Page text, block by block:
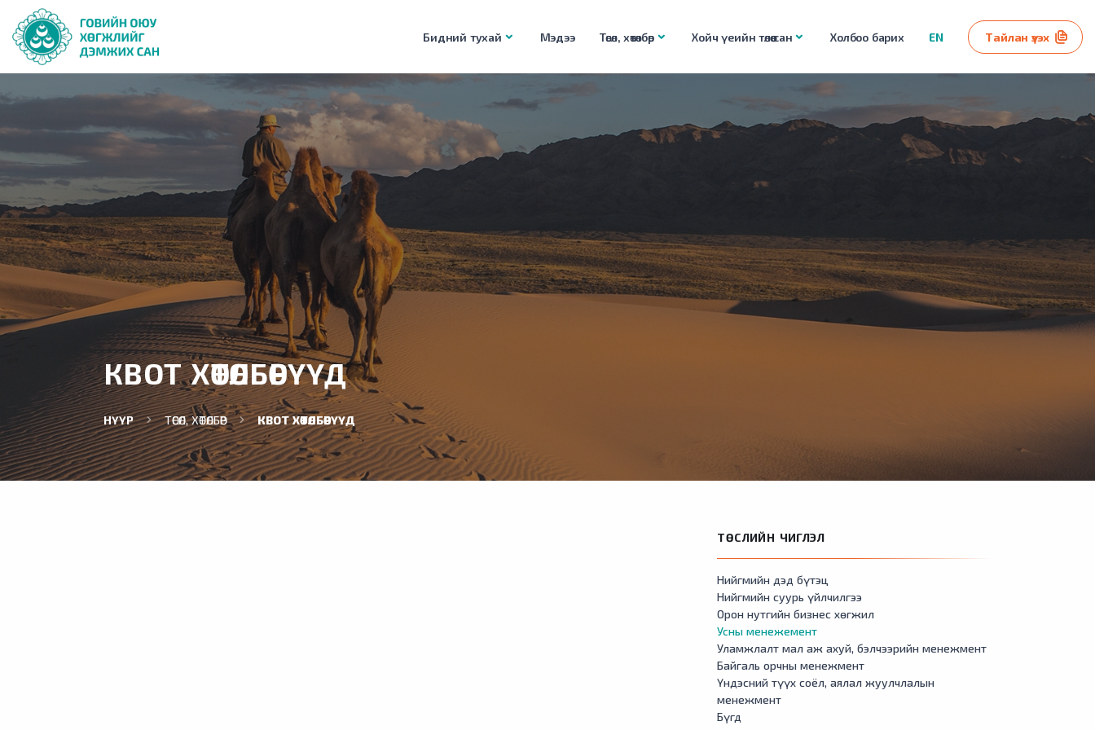
Бидний тухай Мэдээ Төсөл, хөтөлбөр Хойч үеийн төлөө сан Холбоо барих EN Тайлан үзэх
КВОТ ХӨТӨЛБӨРҮҮД
НҮҮР ТӨСӨЛ, ХӨТӨЛБӨР КВОТ ХӨТӨЛБӨРҮҮД
ТӨСЛИЙН ЧИГЛЭЛ
Нийгмийн дэд бүтэц
Нийгмийн суурь үйлчилгээ
Орон нутгийн бизнес хөгжил
Усны менежемент
Уламжлалт мал аж ахуй, бэлчээрийн менежмент
Байгаль орчны менежмент
Үндэсний түүх соёл, аялал жуулчлалын
менежмент
Бүгд